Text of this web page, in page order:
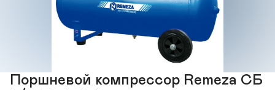
Поршневой компрессор Remeza СБ